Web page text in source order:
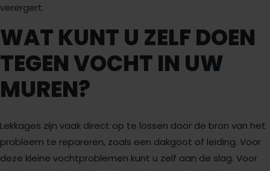
verergert.
WAT KUNT U ZELF DOEN
TEGEN VOCHT IN UW
MUREN?
Lekkages zijn vaak direct op te lossen door de bron van het
probleem te repareren, zoals een dakgoot of leiding. Voor
deze kleine vochtproblemen kunt u zelf aan de slag. Voor